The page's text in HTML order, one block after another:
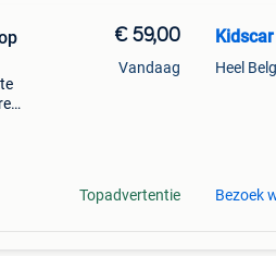
€ 59,00
Vandaag
Topadvertentie
Heel
Bezoek